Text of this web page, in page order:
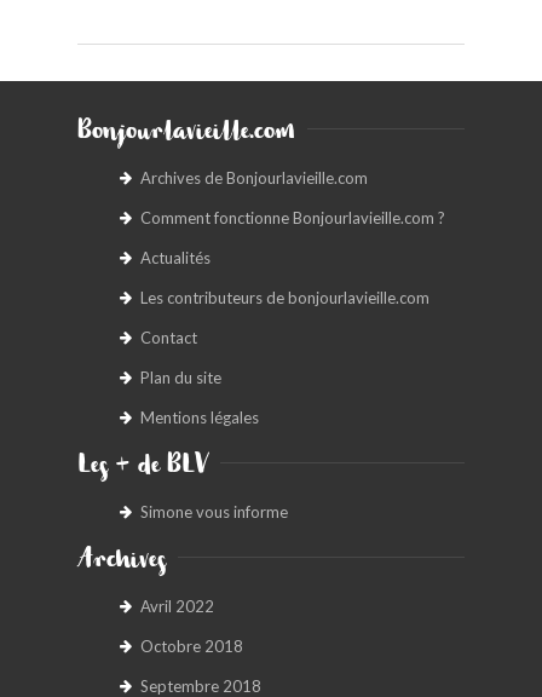
Bonjourlavieille.com
Archives de Bonjourlavieille.com
Comment fonctionne Bonjourlavieille.com ?
Actualités
Les contributeurs de bonjourlavieille.com
Contact
Plan du site
Mentions légales
Les + de BLV
Simone vous informe
Archives
Avril 2022
Octobre 2018
Septembre 2018